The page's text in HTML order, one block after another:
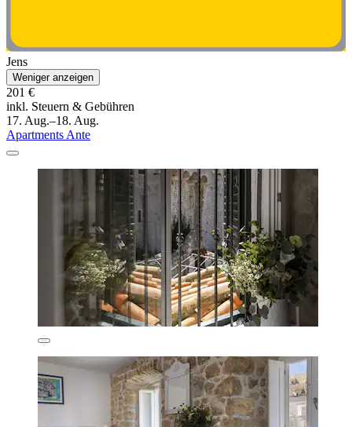
Jens
Weniger anzeigen
201 €
inkl. Steuern & Gebühren
17. Aug.–18. Aug.
Apartments Ante